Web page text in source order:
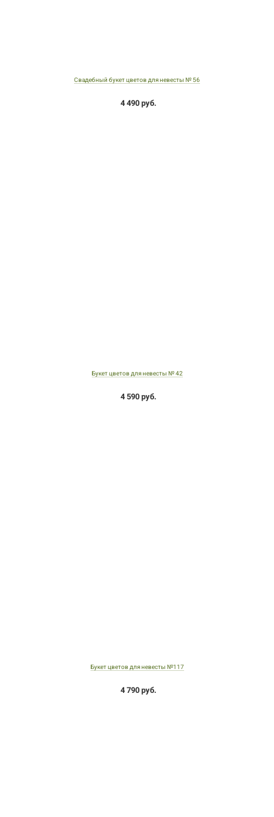
Свадебный букет цветов для невесты № 56
4 490 руб.
Букет цветов для невесты № 42
4 590 руб.
Букет цветов для невесты №117
4 790 руб.